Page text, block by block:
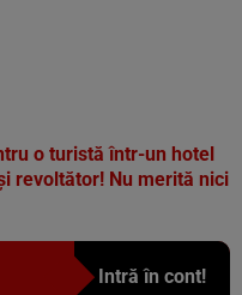
o turistă într-un hotel
revoltător! Nu merită nici
Intră în cont!